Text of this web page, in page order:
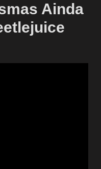
Ainda